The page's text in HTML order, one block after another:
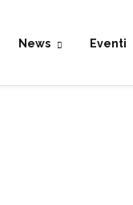
News Eventi
con